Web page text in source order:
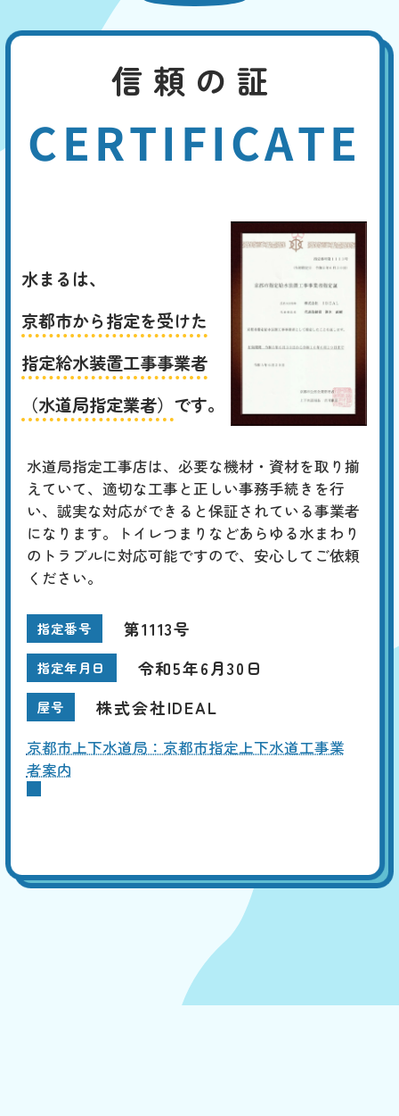
信頼の証
CERTIFICATE
水まるは、
京都市から指定を受けた
指定給水装置工事事業者
（水道局指定業者） です。
水道局指定工事店は、必要な機材・資材を取り揃
えていて、適切な工事と正しい事務手続きを行
い、誠実な対応ができると保証されている事業者
になります。トイレつまりなどあらゆる水まわり
のトラブルに対応可能ですので、安心してご依頼
ください。
指定番号 第1113号
指定年月日 令和5年6月30日
屋号 株式会社IDEAL
京都市上下水道局：京都市指定上下水道工事業
者案内